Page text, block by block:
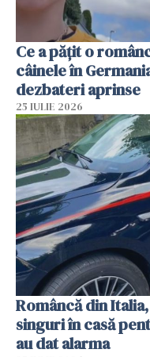
Ce a pățit o
câinele în
dezbateri aprinse
25 IULIE 2026
Româncă din
singuri în casă
au dat alarma